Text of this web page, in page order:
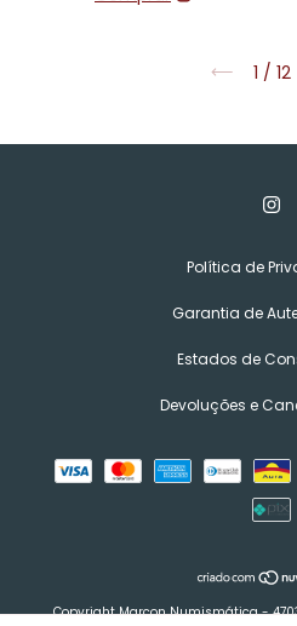
1 / 12
Política de
Garantia de
Estados de
Devoluções e
Copyright Marcon Numismática -